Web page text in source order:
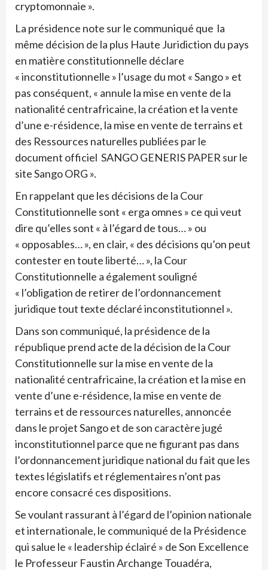
cryptomonnaie ».
La présidence note sur le communiqué que la
même décision de la plus Haute Juridiction du pays
en matière constitutionnelle déclare
« inconstitutionnelle » l’usage du mot « Sango » et
pas conséquent, « annule la mise en vente de la
nationalité centrafricaine, la création et la vente
d’une e-résidence, la mise en vente de terrains et
des Ressources naturelles publiées par le
document officiel SANGO GENERIS PAPER sur le
site Sango ORG ».
En rappelant que les décisions de la Cour
Constitutionnelle sont « erga omnes » ce qui veut
dire qu’elles sont « à l’égard de tous… » ou
« opposables… », en clair, « des décisions qu’on peut
contester en toute liberté… », la Cour
Constitutionnelle a également souligné
« l’obligation de retirer de l’ordonnancement
juridique tout texte déclaré inconstitutionnel ».
Dans son communiqué, la présidence de la
république prend acte de la décision de la Cour
Constitutionnelle sur la mise en vente de la
nationalité centrafricaine, la création et la mise en
vente d’une e-résidence, la mise en vente de
terrains et de ressources naturelles, annoncée
dans le projet Sango et de son caractère jugé
inconstitutionnel parce que ne figurant pas dans
l’ordonnancement juridique national du fait que les
textes législatifs et réglementaires n’ont pas
encore consacré ces dispositions.
Se voulant rassurant à l’égard de l’opinion nationale
et internationale, le communiqué de la Présidence
qui salue le « leadership éclairé » de Son Excellence
le Professeur Faustin Archange Touadéra,